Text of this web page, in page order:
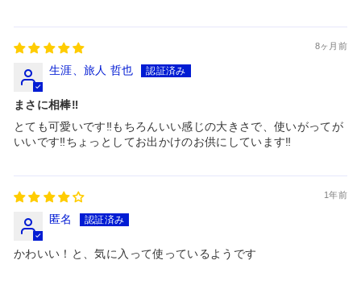
8ヶ月前
生涯、旅人 哲也
まさに相棒‼️
とても可愛いです‼️もちろんいい感じの大きさで、使いがってが
いいです‼️ちょっとしてお出かけのお供にしています‼️
1年前
匿名
かわいい！と、気に入って使っているようです